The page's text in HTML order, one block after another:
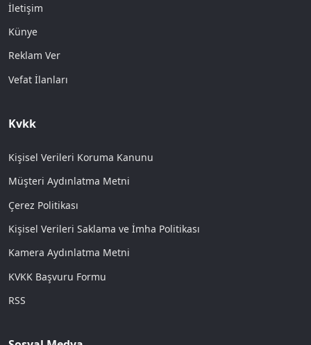
İletişim
Künye
Reklam Ver
Vefat İlanları
Kvkk
Kişisel Verileri Koruma Kanunu
Müşteri Aydınlatma Metni
Çerez Politikası
Kişisel Verileri Saklama ve İmha Politikası
Kamera Aydınlatma Metni
KVKK Başvuru Formu
RSS